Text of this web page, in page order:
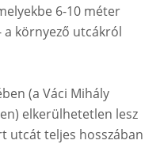
6-10 méter
a környező utcákról
(a Váci Mihály
elkerülhetetlen lesz
utcát teljes hosszában